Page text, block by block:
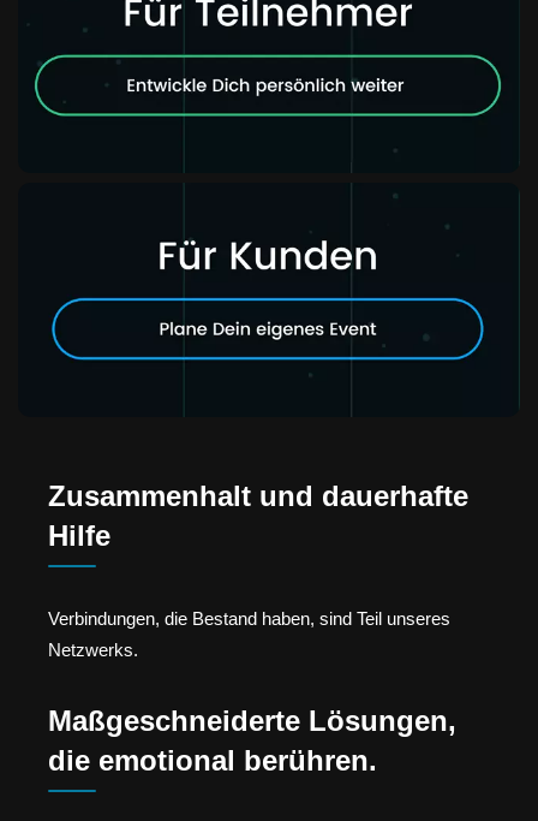
Zusammenhalt und dauerhafte
Hilfe
Verbindungen, die Bestand haben, sind Teil unseres
Netzwerks.
Maßgeschneiderte Lösungen,
die emotional berühren.